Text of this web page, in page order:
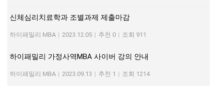
신체심리치료학과 조별과제 제출마감
하이패밀리 MBA | 2023.12.05 | 추천 0 | 조회 911
하이패밀리 가정사역MBA 사이버 강의 안내
하이패밀리 MBA | 2023.09.13 | 추천 1 | 조회 1214